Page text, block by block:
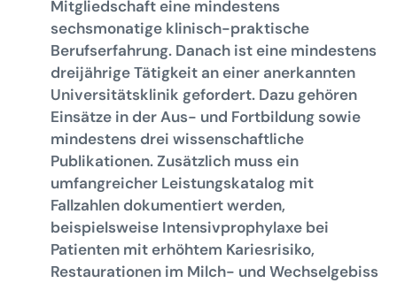
Mitgliedschaft eine mindestens
sechsmonatige klinisch-praktische
Berufserfahrung. Danach ist eine mindestens
dreijährige Tätigkeit an einer anerkannten
Universitätsklinik gefordert. Dazu gehören
Einsätze in der Aus- und Fortbildung sowie
mindestens drei wissenschaftliche
Publikationen. Zusätzlich muss ein
umfangreicher Leistungskatalog mit
Fallzahlen dokumentiert werden,
beispielsweise Intensivprophylaxe bei
Patienten mit erhöhtem Kariesrisiko,
Restaurationen im Milch- und Wechselgebiss